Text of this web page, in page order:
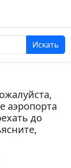
Искать
аэропорта
до